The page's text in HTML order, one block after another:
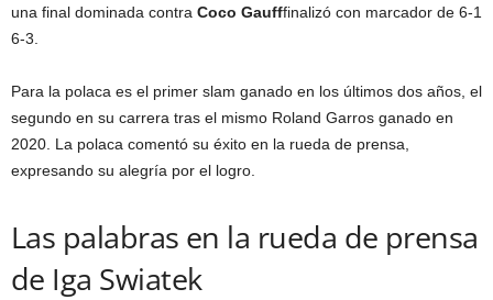
una final dominada contra Coco Gaufffinalizó con marcador de 6-1
6-3.
Para la polaca es el primer slam ganado en los últimos dos años, el
segundo en su carrera tras el mismo Roland Garros ganado en
2020. La polaca comentó su éxito en la rueda de prensa,
expresando su alegría por el logro.
Las palabras en la rueda de prensa
de Iga Swiatek